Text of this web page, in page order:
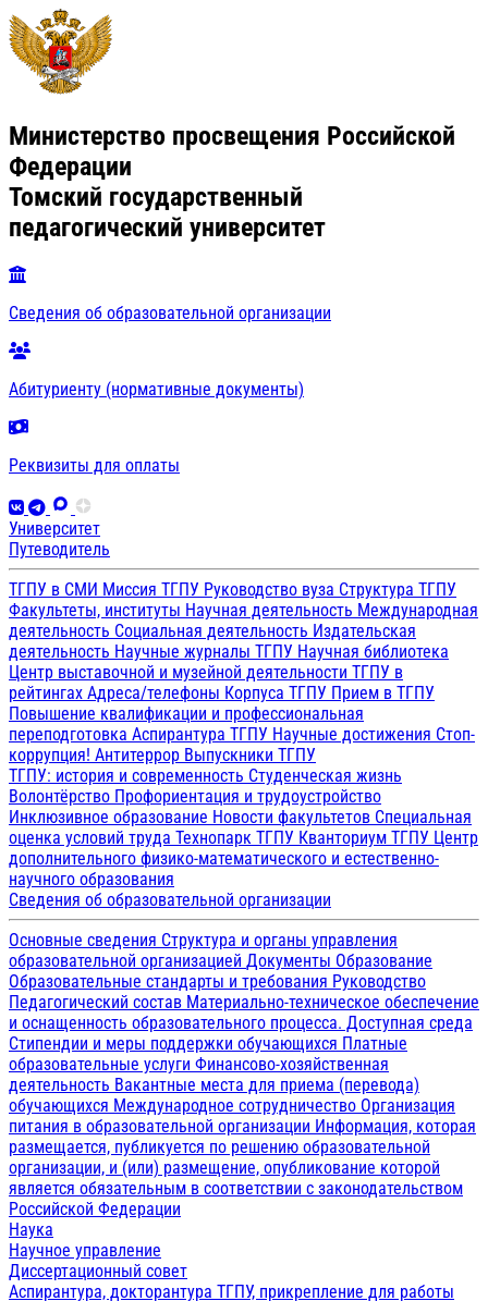
Министерство просвещения Российской
Федерации
Томский государственный
педагогический университет
Сведения об образовательной организации
Абитуриенту (нормативные документы)
Реквизиты для оплаты
Университет
Путеводитель
ТГПУ в СМИ Миссия ТГПУ Руководство вуза Структура ТГПУ
Факультеты, институты Научная деятельность Международная
деятельность Социальная деятельность Издательская
деятельность Научные журналы ТГПУ Научная библиотека
Центр выставочной и музейной деятельности ТГПУ в
рейтингах Адреса/телефоны Корпуса ТГПУ Прием в ТГПУ
Повышение квалификации и профессиональная
переподготовка Аспирантура ТГПУ Научные достижения Стоп-
коррупция! Антитеррор Выпускники ТГПУ
ТГПУ: история и современность Студенческая жизнь
Волонтёрство Профориентация и трудоустройство
Инклюзивное образование Новости факультетов Специальная
оценка условий труда Технопарк ТГПУ Кванториум ТГПУ Центр
дополнительного физико-математического и естественно-
научного образования
Сведения об образовательной организации
Основные сведения Структура и органы управления
образовательной организацией Документы Образование
Образовательные стандарты и требования Руководство
Педагогический состав Материально-техническое обеспечение
и оснащенность образовательного процесса. Доступная среда
Стипендии и меры поддержки обучающихся Платные
образовательные услуги Финансово-хозяйственная
деятельность Вакантные места для приема (перевода)
обучающихся Международное сотрудничество Организация
питания в образовательной организации Информация, которая
размещается, публикуется по решению образовательной
организации, и (или) размещение, опубликование которой
является обязательным в соответствии с законодательством
Российской Федерации
Наука
Научное управление
Диссертационный совет
Аспирантура, докторантура ТГПУ, прикрепление для работы